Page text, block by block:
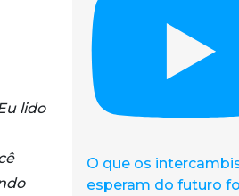
lido
O que os
esperam do futuro